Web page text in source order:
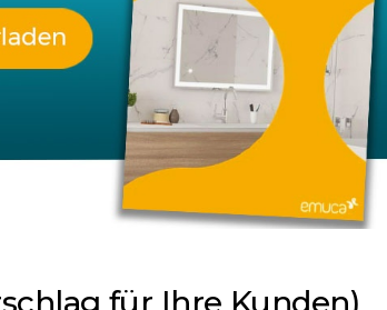
für Ihre Kunden)